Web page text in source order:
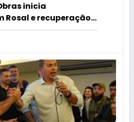
inicia
Rosal e recuperação
Santa Isabel